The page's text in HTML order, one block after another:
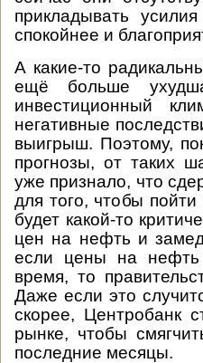
прикладывать
спокойнее и
А какие-то
ещё больше
инвестиционный
негативные
выигрыш. Поэтому,
прогнозы, от таких
уже признало, что
для того, чтобы
будет какой-то
цен на нефть и
если цены на нефть
время, то
Даже если это
скорее, Центробанк
рынке, чтобы
последние месяцы.